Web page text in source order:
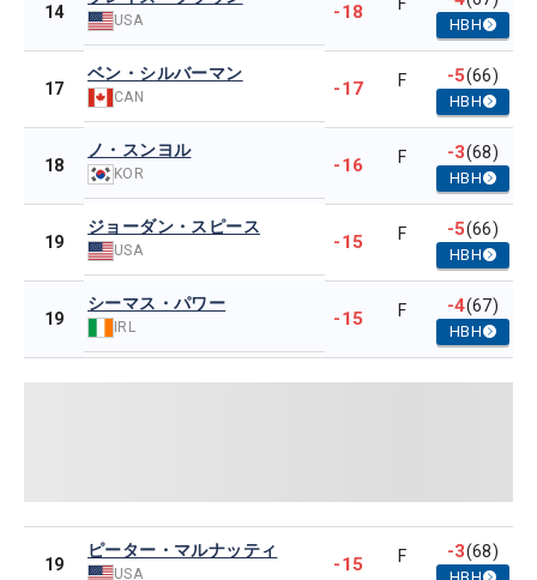
14 USA -18 F
HBH
17
ベン・シルバーマン
CAN -17 F -5(66)
HBH
18
ノ・スンヨル
KOR -16 F -3(68)
HBH
19
ジョーダン・スピース
USA -15 F -5(66)
HBH
19
シーマス・パワー
IRL -15 F -4(67)
HBH
19
ピーター・マルナッティ
USA -15 F -3(68)